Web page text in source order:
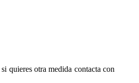
quieres otra medida contacta con